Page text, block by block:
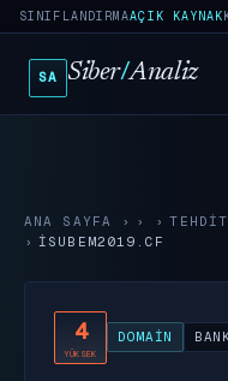
SINIFLANDIRMAAÇIK KAYNAK
SA Siber/Analiz
ANA SAYFA ›
ISUBEM2019.CF
4
YÜKSEK
DOMAIN